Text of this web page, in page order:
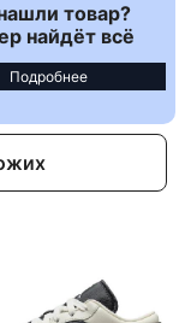
товар?
найдёт всё
Подробнее